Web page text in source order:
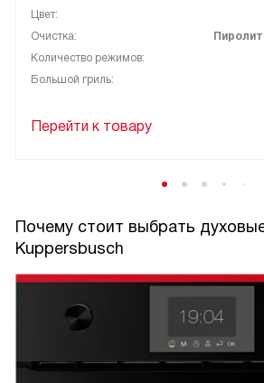
Цвет:
Очистка:
Количество режимов:
Большой гриль:
Перейти к товару
Почему стоит выбрать
Kuppersbusch